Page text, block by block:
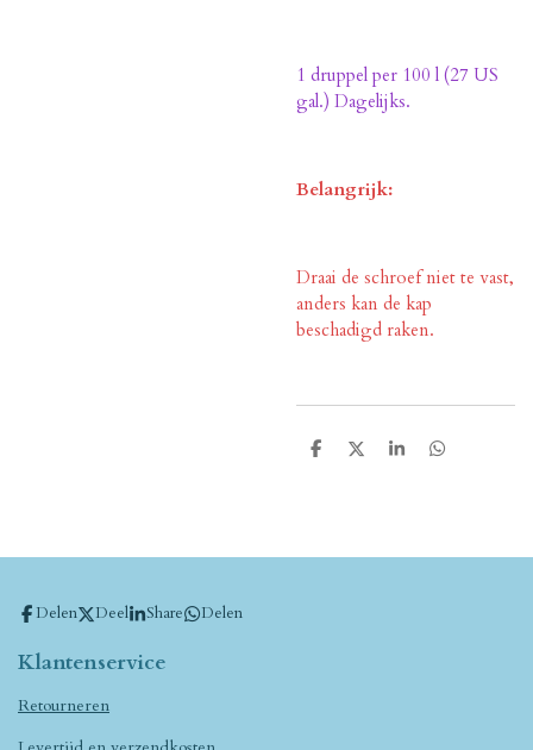
1 druppel per 100 l (27 US
gal.) Dagelijks.
Belangrijk:
Draai de schroef niet te vast,
anders kan de kap
beschadigd raken.
D
D
S
D
Delen Deel Share Delen
Klantenservice
Retourneren